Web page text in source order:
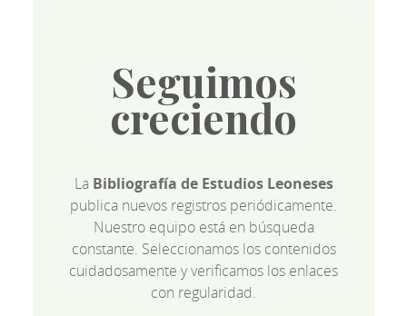
Seguimos
creciendo
La Bibliografía de Estudios Leoneses
publica nuevos registros periódicamente.
Nuestro equipo está en búsqueda
constante. Seleccionamos los contenidos
cuidadosamente y verificamos los enlaces
con regularidad.